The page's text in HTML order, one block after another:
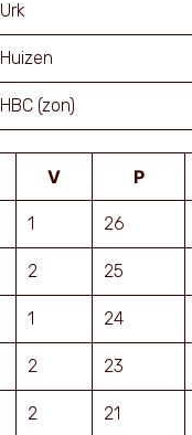
Urk
Huizen
HBC (zon)
V P
1 26
2 25
1 24
2 23
2 21